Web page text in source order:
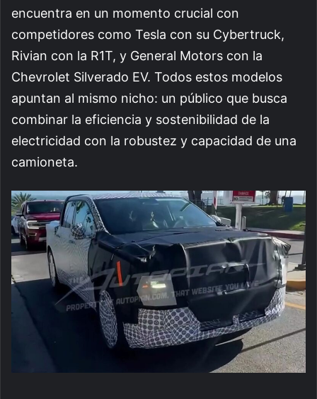
encuentra en un momento crucial con
competidores como Tesla con su Cybertruck,
Rivian con la R1T, y General Motors con la
Chevrolet Silverado EV. Todos estos modelos
apuntan al mismo nicho: un público que busca
combinar la eficiencia y sostenibilidad de la
electricidad con la robustez y capacidad de una
camioneta.